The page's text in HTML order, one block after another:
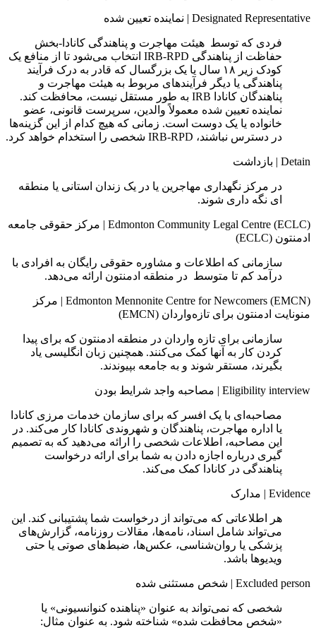
Designated Representative
| نماينده تعيين شده
فردی که توسط هیئت مهاجرت و پناهندگی کانادا-بخش
حفاظت از پناهندگی IRB-RPD انتخاب می‌شود تا از منافع یک
کودک زیر ۱۸ سال یا یک بزرگسال که قادر به درک فرآیند
پناهندگی یا دیگر فرآیندهای مربوط به هیئت مهاجرت و
پناهندگان کانادا IRB به طور مستقل نیست، محافظت کند.
نماینده تعیین‌ شده معمولاً والدین، سرپرست قانونی، عضو
خانواده یا یک دوست است. زمانی که هیچ‌ کدام از این گزینه‌ها
در دسترس نباشند، IRB-RPD شخصی را استخدام خواهد کرد.
Detain
| بازداشت
در مرکز نگهداری مهاجرین یا در یک زندان استانی یا منطقه
ای نگه‌ داری شوند.
Edmonton Community Legal Centre (ECLC)
| مرکز حقوقی جامعه
ادمنتون (ECLC)
سازمانی که اطلاعات و مشاوره حقوقی رایگان به افرادی با
درآمد کم تا متوسط در منطقه ادمنتون ارائه می‌دهد.
Edmonton Mennonite Centre for Newcomers (EMCN)
| مرکز
منونایت ادمنتون برای تازه‌واردان (EMCN)
سازمانی برای تازه‌ واردان در منطقه ادمنتون که برای پیدا
کردن کار به آنها کمک می‌کنند. همچنین زبان انگلیسی یاد
بگیرند، مستقر شوند و به جامعه بپیوندند.
Eligibility interview
| مصاحبه واجد شرایط بودن
مصاحبه‌ای با یک افسر که برای سازمان خدمات مرزی کانادا
یا اداره مهاجرت، پناهندگان و شهروندی کانادا کار می‌کند. در
این مصاحبه، اطلاعات شخصی را ارائه می‌دهید که به تصمیم‌
گیری درباره اجازه دادن به شما برای ارائه درخواست
پناهندگی در کانادا کمک می‌کند.
Evidence
| مدارک
هر اطلاعاتی که می‌تواند از درخواست شما پشتیبانی کند. این
می‌تواند شامل اسناد، نامه‌ها، مقالات روزنامه، گزارش‌های
پزشکی یا روان‌شناسی، عکس‌ها، ضبط‌های صوتی یا حتی
ویدیوها باشد.
Excluded person
| شخص مستثنی‌ شده
شخصی که نمی‌تواند به عنوان «پناهنده کنوانسیونی» یا
«شخص محافظت‌ شده» شناخته شود. به عنوان مثال: